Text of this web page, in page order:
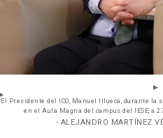
El Presidente del ICO, Manuel Illueca, durante
en el Aula Magna del campus del IESE, a
- ALEJANDRO MARTÍNEZ